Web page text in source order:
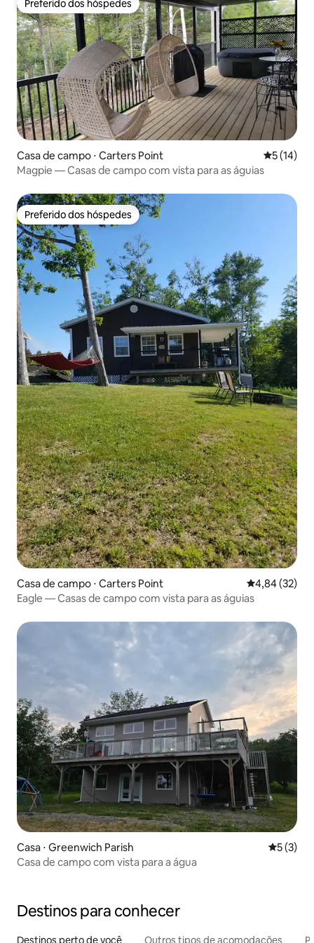
Preferido dos hóspedes
Preferido dos hóspedes
Casa de campo ⋅ Carters Point 5 de uma
5 (14)
Magpie — Casas de campo com vista para as águias
Preferido dos hóspedes
Preferido dos hóspedes
Casa de campo ⋅ Carters Point 4,84 de uma
4,84 (32)
Eagle — Casas de campo com vista para as águias
Casa ⋅ Greenwich Parish 5 de
5 (3)
Casa de campo com vista para a água
Destinos para conhecer
Destinos perto de você Outros tipos de acomodações